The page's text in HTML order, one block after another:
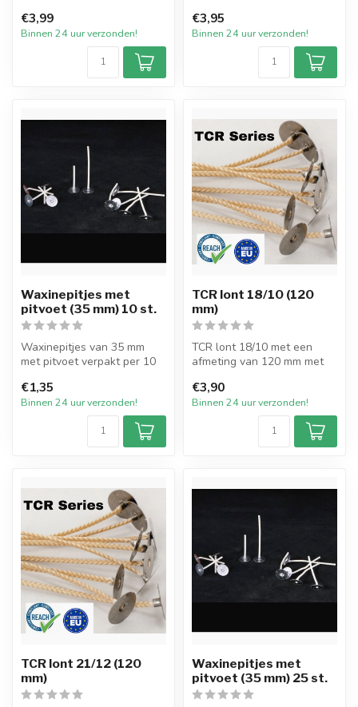
verpakt per 2...
€3,99
Binnen 24 uur verzonden!
verpakt per 2...
€3,95
Binnen 24 uur verzonden!
Waxinepitjes met
pitvoet (35 mm) 10 st.
Waxinepitjes van 35 mm
met pitvoet verpakt per 10
De waxpit met pitvoetj...
€1,35
Binnen 24 uur verzonden!
TCR lont 18/10 (120
mm)
TCR lont 18/10 met een
afmeting van 120 mm met
verpakt per 2...
€3,90
Binnen 24 uur verzonden!
TCR lont 21/12 (120
mm)
Waxinepitjes met
pitvoet (35 mm) 25 st.